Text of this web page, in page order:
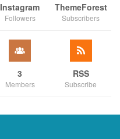
Instagram
Followers
ThemeForest
Subscribers
3
Members
RSS
Subscribe